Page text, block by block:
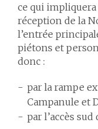
ce qui impliquera
réception de la
l’entrée
piétons et
donc :
par la rampe
Campanule et
par l’accès sud